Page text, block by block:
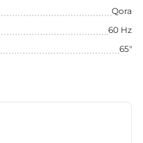
Qora
60 Hz
65"